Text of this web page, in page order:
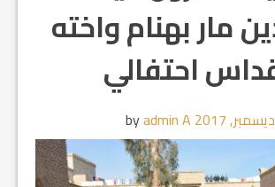
مار بهنام واخته
احتفالي
admin A